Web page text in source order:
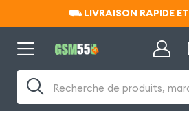
⛟ LIVRAISON RAPIDE
⛟ LIVRAISON RAPIDE
Recherche de produits,